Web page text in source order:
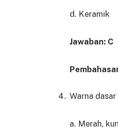
d. Keramik
Jawaban: C
Warna
a. Merah,